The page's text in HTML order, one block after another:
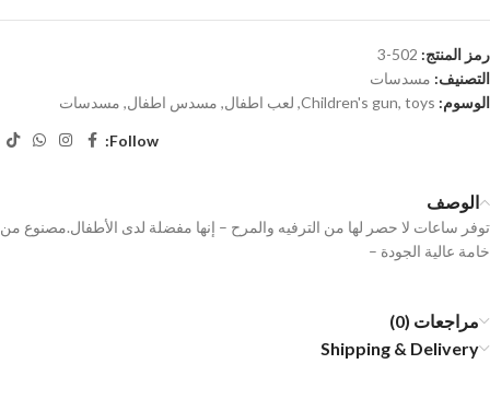
رمز المنتج: 502-3
التصنيف: مسدسات
الوسوم:
Children's gun, toys
, لعب اطفال, مسدس اطفال, مسدسات
Follow:
الوصف
توفر ساعات لا حصر لها من الترفيه والمرح – إنها مفضلة لدى الأطفال.مصنوع من
خامة عالية الجودة –
مراجعات (0)
Shipping & Delivery